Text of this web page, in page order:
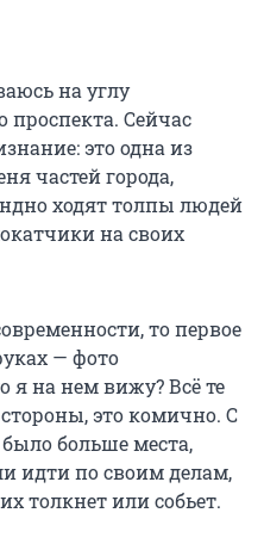
на углу
Сейчас
это одна из
частей города,
ходят толпы людей
на своих
то первое
— фото
я на нем вижу? Всё те
это комично. С
больше места,
идти по своим делам,
толкнет или собьет.